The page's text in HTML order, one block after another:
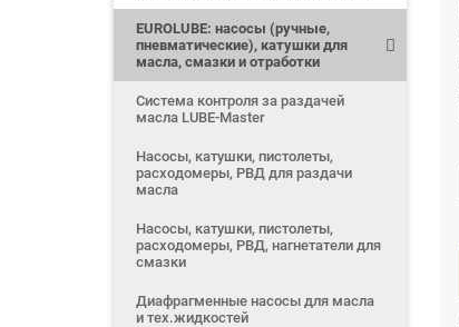
EUROLUBE: насосы (ручные,
пневматические), катушки для
масла, смазки и отработки
Система контроля за раздачей
масла LUBE-Master
Насосы, катушки, пистолеты,
расходомеры, РВД для раздачи
масла
Насосы, катушки, пистолеты,
расходомеры, РВД, нагнетатели для
смазки
Диафрагменные насосы для масла
и тех.жидкостей